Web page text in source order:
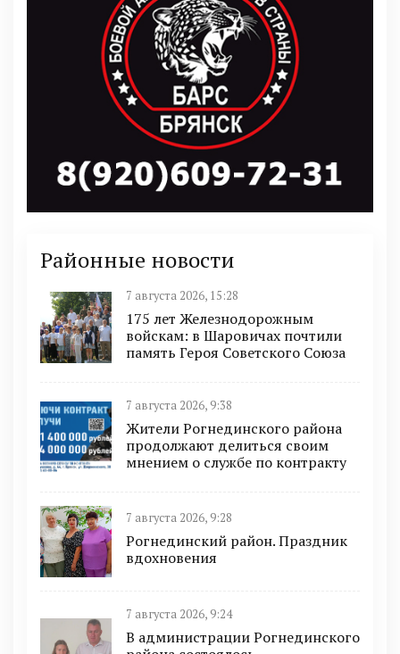
Районные новости
7 августа 2026, 15:28
175 лет Железнодорожным
войскам: в Шаровичах почтили
память Героя Советского Союза
7 августа 2026, 9:38
Жители Рогнединского района
продолжают делиться своим
мнением о службе по контракту
7 августа 2026, 9:28
Рогнединский район. Праздник
вдохновения
7 августа 2026, 9:24
В администрации Рогнединского